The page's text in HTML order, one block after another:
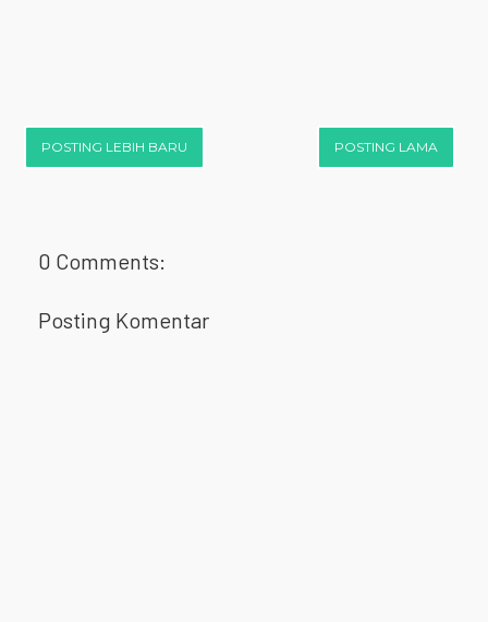
POSTING LEBIH BARU POSTING LAMA
0 Comments:
Posting Komentar